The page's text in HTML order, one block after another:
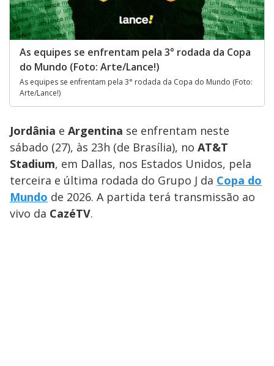
As equipes se enfrentam pela 3° rodada da Copa
do Mundo (Foto: Arte/Lance!)
As equipes se enfrentam pela 3° rodada da Copa do Mundo (Foto:
Arte/Lance!)
Jordânia e Argentina se enfrentam neste
sábado (27), às 23h (de Brasília), no AT&T
Stadium, em Dallas, nos Estados Unidos, pela
terceira e última rodada do Grupo J da Copa do
Mundo de 2026. A partida terá transmissão ao
vivo da CazéTV.